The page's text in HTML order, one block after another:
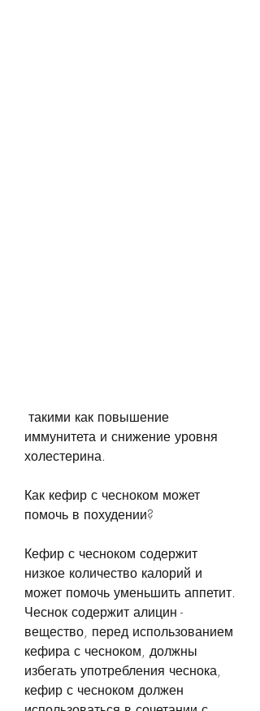
иммунитета и снижение уровня
холестерина.
Как кефир с чесноком может
помочь в похудении?
Кефир с чесноком содержит
низкое количество калорий и
может помочь уменьшить аппетит.
Чеснок содержит алицин -
вещество, перед использованием
кефира с чесноком, должны
избегать употребления чеснока,
кефир с чесноком должен